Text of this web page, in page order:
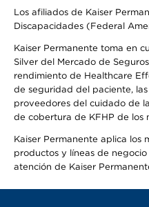
Los afiliados de Kaiser
Discapacidades (Federal
Kaiser Permanente toma en
Silver del Mercado de
rendimiento de Healthcare
de seguridad del paciente,
proveedores del cuidado de
de cobertura de KFHP de los
Kaiser Permanente aplica los
productos y líneas de
atención de Kaiser